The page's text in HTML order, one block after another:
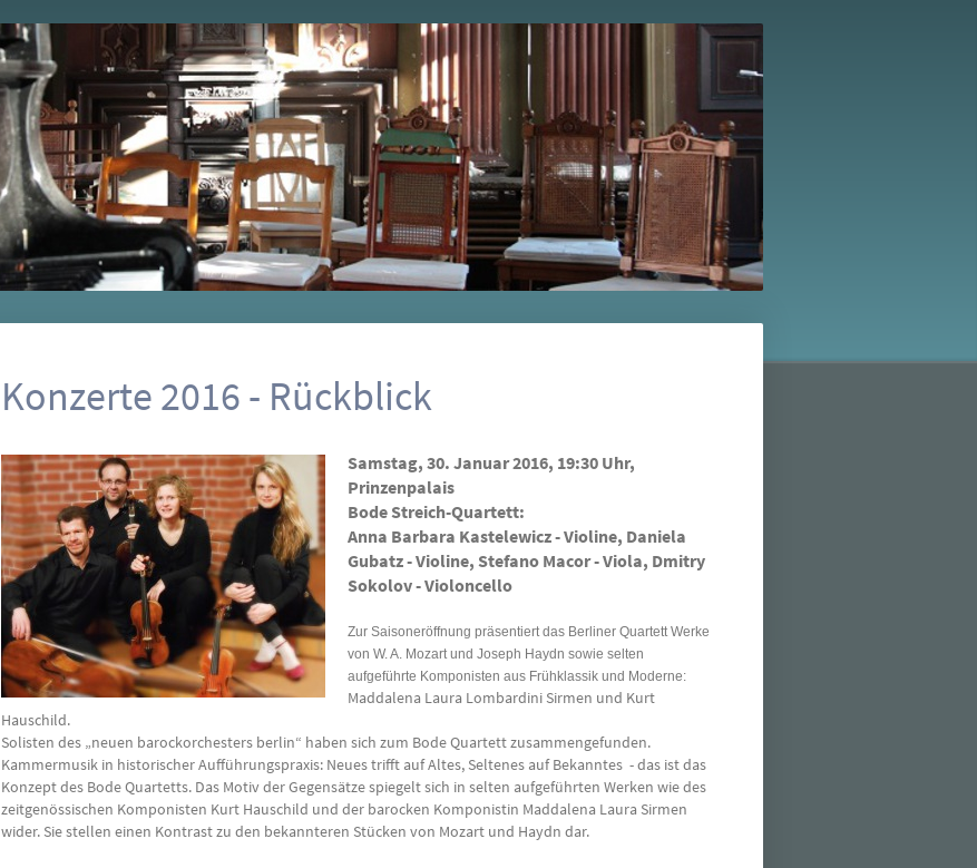
Konzerte 2016 - Rückblick
Samstag, 30. Januar2016, 19:30 Uhr,
Prinzenpalais
Bode Streich-Quartett:
Anna Barbara Kastelewicz - Violine, Daniela
Gubatz - Violine, Stefano Macor - Viola, Dmitry
Sokolov - Violoncello
Zur Saisoneröffnung präsentiert das Berliner Quartett Werke
von W. A. Mozart und Joseph Haydn sowie selten
aufgeführte Komponisten aus Frühklassik und Moderne:
Maddalena Laura Lombardini Sirmen und Kurt
Hauschild.
Solisten des „neuen barockorchesters berlin“ haben sich zum Bode Quartett zusammengefunden.
Kammermusik in historischer Aufführungspraxis: Neues trifft auf Altes, Seltenes auf Bekanntes - das ist das
Konzept des Bode Quartetts. Das Motiv der Gegensätze spiegelt sich in selten aufgeführten Werken wie des
zeitgenössischen Komponisten Kurt Hauschild und der barocken Komponistin Maddalena Laura Sirmen
wider. Sie stellen einen Kontrast zu den bekannteren Stücken von Mozart und Haydn dar.